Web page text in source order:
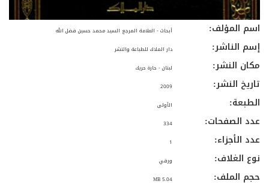
اسم المؤلف: أبحاث - العلامة المرجع السيد محمد حسين فضل الله
إسم الناشر: دار الملاك للطباعة والنشر
مكان النشر: لبنان - حارة حريك
تاريخ النشر: 2009
الطبعة: الأولى
عدد الصفحات: 334
عدد الأجزاء: 1
نوع الغلاف: ورقي
حجم الملف: 5.04 MB